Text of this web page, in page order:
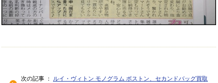
次の記事 ： ルイ・ヴィトン モノグラム ボストン、セカンドバッグ買取